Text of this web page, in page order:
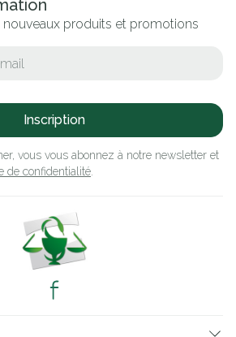
produits et promotions
Inscription
vous vous abonnez à notre newsletter et
de confidentialité